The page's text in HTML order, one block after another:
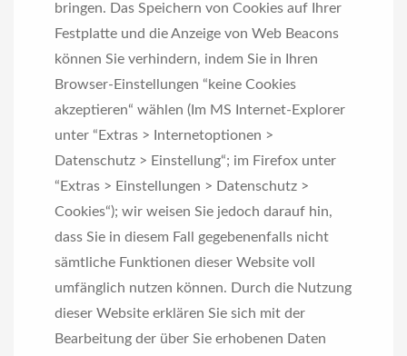
bringen. Das Speichern von Cookies auf Ihrer
Festplatte und die Anzeige von Web Beacons
können Sie verhindern, indem Sie in Ihren
Browser-Einstellungen “keine Cookies
akzeptieren“ wählen (Im MS Internet-Explorer
unter “Extras > Internetoptionen >
Datenschutz > Einstellung“; im Firefox unter
“Extras > Einstellungen > Datenschutz >
Cookies“); wir weisen Sie jedoch darauf hin,
dass Sie in diesem Fall gegebenenfalls nicht
sämtliche Funktionen dieser Website voll
umfänglich nutzen können. Durch die Nutzung
dieser Website erklären Sie sich mit der
Bearbeitung der über Sie erhobenen Daten